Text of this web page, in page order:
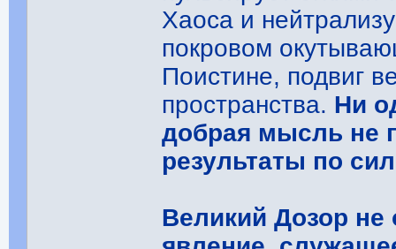
Хаоса и
покровом
Поистине, подвиг
пространства. Ни
добрая мысль не
результаты по
Великий Дозор не